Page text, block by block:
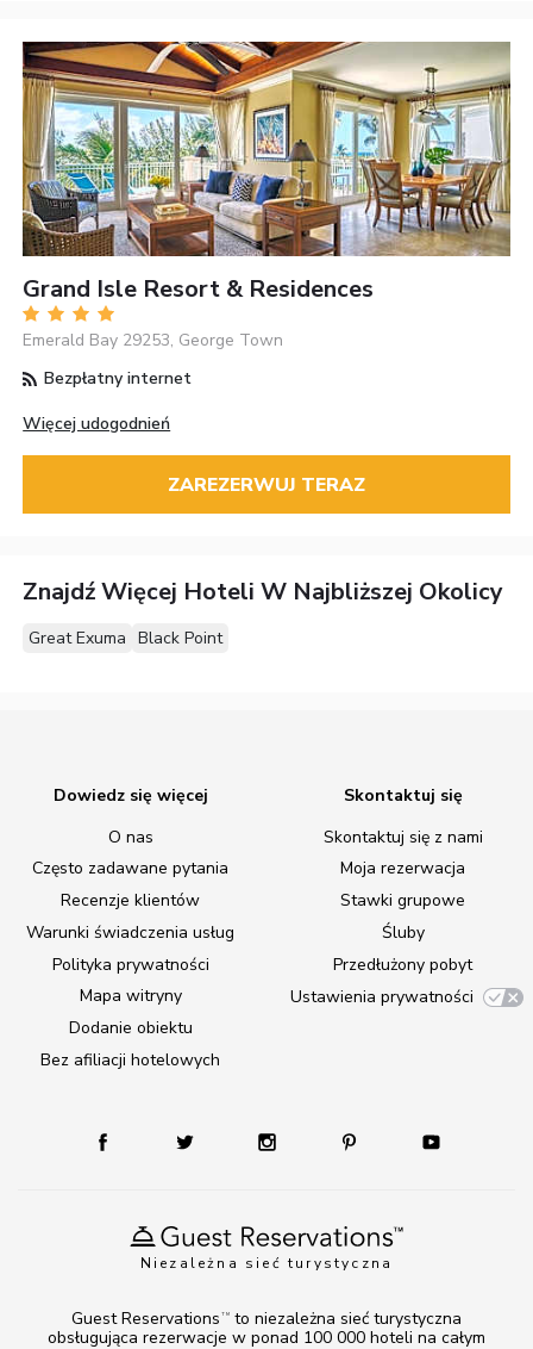
Grand Isle Resort & Residences
Emerald Bay 29253, George Town
Bezpłatny internet
Więcej udogodnień
ZAREZERWUJ TERAZ
Znajdź Więcej Hoteli W Najbliższej Okolicy
Great Exuma Black Point
Niezależna sieć turystyczna
Dowiedz się więcej
O nas
Często zadawane pytania
Recenzje klientów
Warunki świadczenia usług
Polityka prywatności
Mapa witryny
Dodanie obiektu
Bez afiliacji hotelowych
Skontaktuj się
Skontaktuj się z nami
Moja rezerwacja
Stawki grupowe
Śluby
Przedłużony pobyt
Ustawienia prywatności
Guest Reservations TM
to niezależna sieć turystyczna
obsługująca rezerwacje w ponad 100 000 hoteli na całym